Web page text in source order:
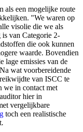
als een mogelijke route
"We waren op
visolie die we als
van Categorie 2-
die ook kunnen
waarde. Bovendien
lage emissies van de
wat voorbereidende
van ISCC te
we in contact met
hier in
vergelijkbare
toch een realistische